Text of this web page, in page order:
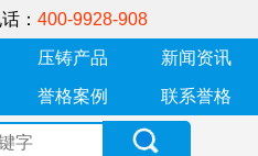
： 400-9928-908
压铸产品 新闻资讯
誉格案例 联系誉格